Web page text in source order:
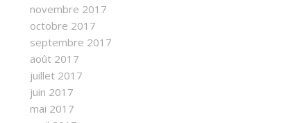
novembre 2017
octobre 2017
septembre 2017
août 2017
juillet 2017
juin 2017
mai 2017